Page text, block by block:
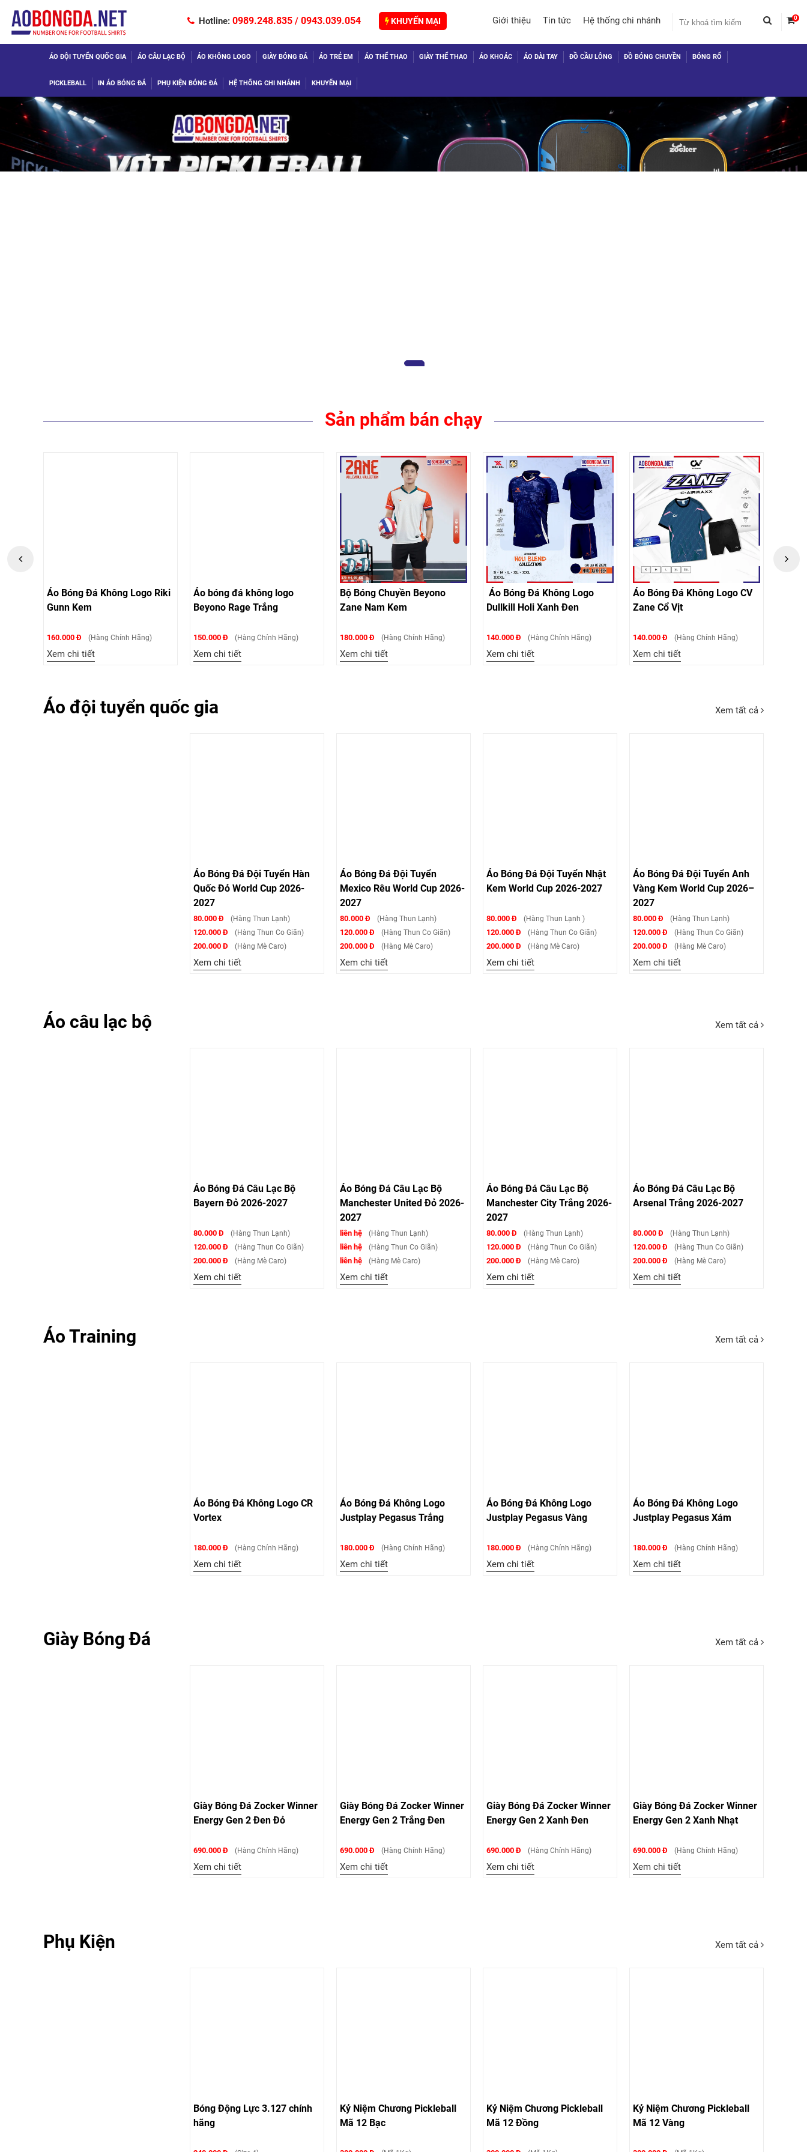
Hotline: 0989.248.835 / 0943.039.054 KHUYẾN MẠI Giới thiệu Tin tức Hệ thống chi nhánh 0
ÁO ĐỘI TUYỂN QUỐC GIA ÁO CÂU LẠC BỘ ÁO KHÔNG LOGO GIÀY BÓNG ĐÁ ÁO TRẺ EM ÁO THỂ THAO GIÀY THỂ THAO ÁO KHOÁC ÁO DÀI TAY ĐỒ CẦU LÔNG ĐỒ BÓNG CHUYỀN BÓNG RỔ
PICKLEBALL IN ÁO BÓNG ĐÁ PHỤ KIỆN BÓNG ĐÁ HỆ THỐNG CHI NHÁNH KHUYẾN MẠI
TIẾP TỤC MUA HÀNG
Sản phẩm bán chạy
Áo Bóng Đá Không Logo Riki
Gunn Kem
160.000 Đ (Hàng Chính Hãng)
Xem chi tiết
Áo bóng đá không logo
Beyono Rage Trắng
150.000 Đ (Hàng Chính Hãng)
Xem chi tiết
Bộ Bóng Chuyền Beyono
Zane Nam Kem
180.000 Đ (Hàng Chính Hãng)
Xem chi tiết
Áo Bóng Đá Không Logo
Dullkill Holi Xanh Đen
140.000 Đ (Hàng Chính Hãng)
Xem chi tiết
Áo Bóng Đá Không Logo CV
Zane Cổ Vịt
140.000 Đ (Hàng Chính Hãng)
Xem chi tiết
Áo đội tuyển quốc gia Xem tất cả
Áo Bóng Đá Đội Tuyển Hàn
Quốc Đỏ World Cup 2026-
2027
80.000 Đ (Hàng Thun Lạnh)
120.000 Đ (Hàng Thun Co Giãn)
200.000 Đ (Hàng Mè Caro)
Xem chi tiết
Áo Bóng Đá Đội Tuyển
Mexico Rêu World Cup 2026-
2027
80.000 Đ (Hàng Thun Lạnh)
120.000 Đ (Hàng Thun Co Giãn)
200.000 Đ (Hàng Mè Caro)
Xem chi tiết
Áo Bóng Đá Đội Tuyển Nhật
Kem World Cup 2026-2027
80.000 Đ (Hàng Thun Lạnh )
120.000 Đ (Hàng Thun Co Giãn)
200.000 Đ (Hàng Mè Caro)
Xem chi tiết
Áo Bóng Đá Đội Tuyển Anh
Vàng Kem World Cup 2026–
2027
80.000 Đ (Hàng Thun Lạnh)
120.000 Đ (Hàng Thun Co Giãn)
200.000 Đ (Hàng Mè Caro)
Xem chi tiết
Áo câu lạc bộ Xem tất cả
Áo Bóng Đá Câu Lạc Bộ
Bayern Đỏ 2026-2027
80.000 Đ (Hàng Thun Lạnh)
120.000 Đ (Hàng Thun Co Giãn)
200.000 Đ (Hàng Mè Caro)
Xem chi tiết
Áo Bóng Đá Câu Lạc Bộ
Manchester United Đỏ 2026-
2027
liên hệ (Hàng Thun Lạnh)
liên hệ (Hàng Thun Co Giãn)
liên hệ (Hàng Mè Caro)
Xem chi tiết
Áo Bóng Đá Câu Lạc Bộ
Manchester City Trắng 2026-
2027
80.000 Đ (Hàng Thun Lạnh)
120.000 Đ (Hàng Thun Co Giãn)
200.000 Đ (Hàng Mè Caro)
Xem chi tiết
Áo Bóng Đá Câu Lạc Bộ
Arsenal Trắng 2026-2027
80.000 Đ (Hàng Thun Lạnh)
120.000 Đ (Hàng Thun Co Giãn)
200.000 Đ (Hàng Mè Caro)
Xem chi tiết
Áo Training Xem tất cả
Áo Bóng Đá Không Logo CR
Vortex
180.000 Đ (Hàng Chính Hãng)
Xem chi tiết
Áo Bóng Đá Không Logo
Justplay Pegasus Trắng
180.000 Đ (Hàng Chính Hãng)
Xem chi tiết
Áo Bóng Đá Không Logo
Justplay Pegasus Vàng
180.000 Đ (Hàng Chính Hãng)
Xem chi tiết
Áo Bóng Đá Không Logo
Justplay Pegasus Xám
180.000 Đ (Hàng Chính Hãng)
Xem chi tiết
Giày Bóng Đá Xem tất cả
Giày Bóng Đá Zocker Winner
Energy Gen 2 Đen Đỏ
690.000 Đ (Hàng Chính Hãng)
Xem chi tiết
Giày Bóng Đá Zocker Winner
Energy Gen 2 Trắng Đen
690.000 Đ (Hàng Chính Hãng)
Xem chi tiết
Giày Bóng Đá Zocker Winner
Energy Gen 2 Xanh Đen
690.000 Đ (Hàng Chính Hãng)
Xem chi tiết
Giày Bóng Đá Zocker Winner
Energy Gen 2 Xanh Nhạt
690.000 Đ (Hàng Chính Hãng)
Xem chi tiết
Phụ Kiện Xem tất cả
Bóng Động Lực 3.127 chính
hãng
Kỷ Niệm Chương Pickleball
Mã 12 Bạc
Kỷ Niệm Chương Pickleball
Mã 12 Đồng
Kỷ Niệm Chương Pickleball
Mã 12 Vàng